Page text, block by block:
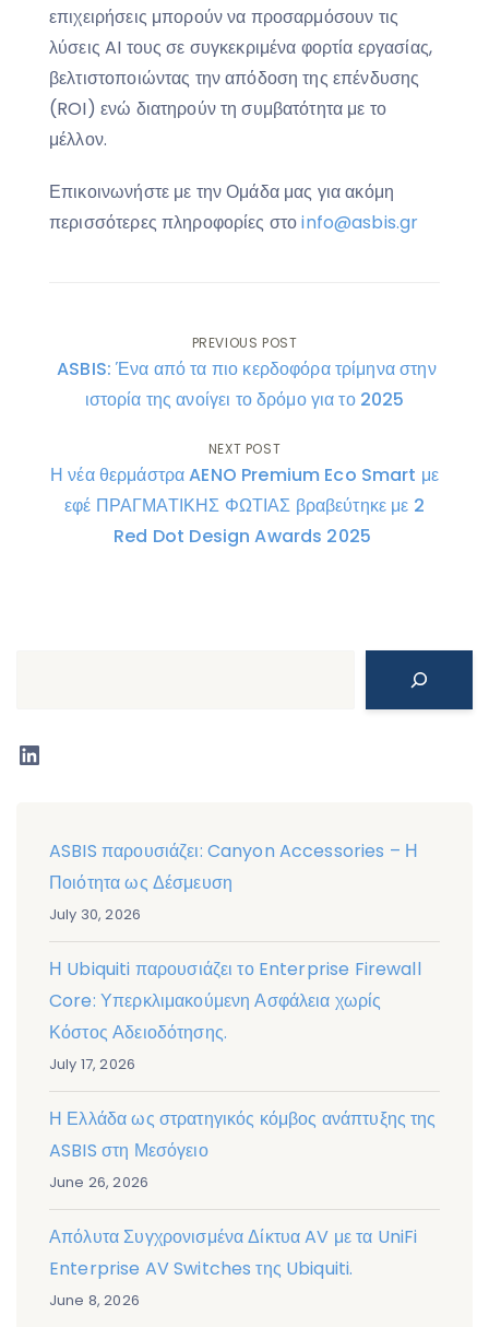
επιχειρήσεις μπορούν να προσαρμόσουν τις
λύσεις AI τους σε συγκεκριμένα φορτία εργασίας,
βελτιστοποιώντας την απόδοση της επένδυσης
(ROI) ενώ διατηρούν τη συμβατότητα με το
μέλλον.
Επικοινωνήστε με την Ομάδα μας για ακόμη
περισσότερες πληροφορίες στοinfo@asbis.gr
Post
navigation
PREVIOUS POST
ASBIS: Ένα από τα πιο κερδοφόρα τρίμηνα στην
ιστορία της ανοίγει το δρόμο για το 2025
NEXT POST
Η νέα θερμάστρα AENO Premium Eco Smart με
εφέ ΠΡΑΓΜΑΤΙΚΗΣ ΦΩΤΙΑΣ βραβεύτηκε με 2
Red Dot Design Awards 2025
LinkedIn
ASBIS παρουσιάζει: Canyon Accessories – Η
Ποιότητα ως Δέσμευση
July 30, 2026
Η Ubiquiti παρουσιάζει το Enterprise Firewall
Core: Υπερκλιμακούμενη Ασφάλεια χωρίς
Κόστος Αδειοδότησης.
July 17, 2026
Η Ελλάδα ως στρατηγικός κόμβος ανάπτυξης της
ASBIS στη Μεσόγειο
June 26, 2026
Απόλυτα Συγχρονισμένα Δίκτυα AV με τα UniFi
Enterprise AV Switches της Ubiquiti.
June 8, 2026